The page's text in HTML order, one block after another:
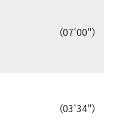
（07'00"）
（03'34"）